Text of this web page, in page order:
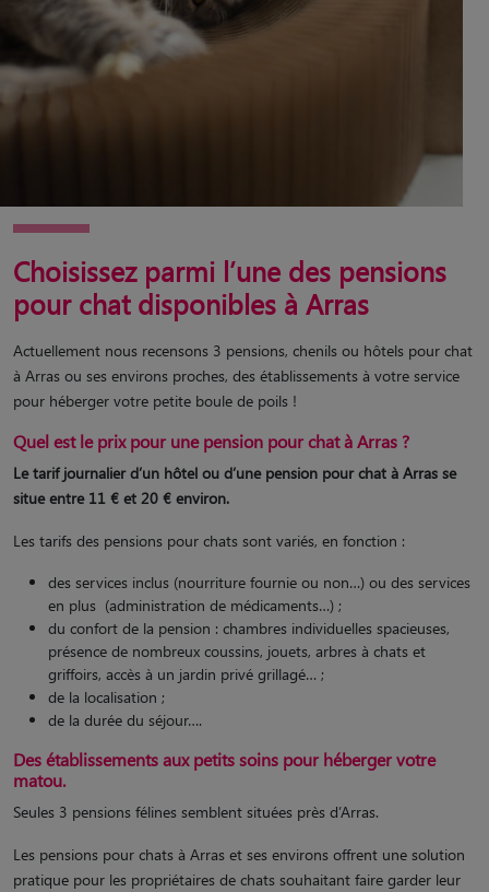
Choisissez parmi l’une des pensions
pour chat disponibles à Arras
Actuellement nous recensons 3 pensions, chenils ou hôtels pour chat
à Arras ou ses environs proches, des établissements à votre service
pour héberger votre petite boule de poils !
Quel est le prix pour une pension pour chat à Arras ?
Le tarif journalier d’un hôtel ou d’une pension pour chat à Arras se
situe entre 11 € et 20 € environ.
Les tarifs des pensions pour chats sont variés, en fonction :
des services inclus (nourriture fournie ou non…) ou des services
en plus (administration de médicaments…) ;
du confort de la pension : chambres individuelles spacieuses,
présence de nombreux coussins, jouets, arbres à chats et
griffoirs, accès à un jardin privé grillagé… ;
de la localisation ;
de la durée du séjour….
Des établissements aux petits soins pour héberger votre
matou.
Seules 3 pensions félines semblent situées près d’Arras.
Les pensions pour chats à Arras et ses environs offrent une solution
pratique pour les propriétaires de chats souhaitant faire garder leur